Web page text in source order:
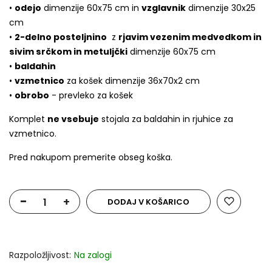
• odejo dimenzije 60x75 cm in vzglavnik dimenzije 30x25
cm
• 2-delno posteljnino z rjavim vezenim medvedkom in
sivim srčkom in metuljčki dimenzije 60x75 cm
• baldahin
• vzmetnico za košek dimenzije 36x70x2 cm
• obrobo - prevleko za košek
Komplet ne vsebuje stojala za baldahin in rjuhice za
vzmetnico.
Pred nakupom premerite obseg koška.
- + DODAJ V KOŠARICO
Razpoložljivost: Na zalogi